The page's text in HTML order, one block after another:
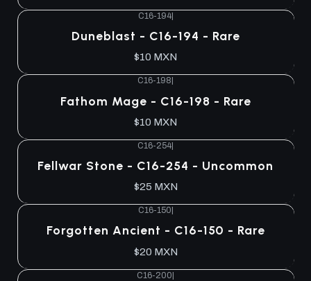
C16-194|
Duneblast - C16-194 - Rare
$10 MXN
C16-198
Fathom Mage - C16-198 - Rare
$10 MXN
C16-254|
Fellwar Stone - C16-254 - Uncommon
$25 MXN
C16-150
Forgotten Ancient - C16-150 - Rare
$20 MXN
C16-200|